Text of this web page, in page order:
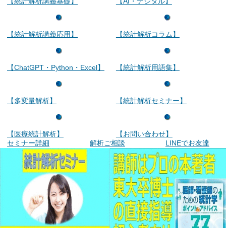
【統計解析講義応用】
【ChatGPT・Python・Excel】
【多変量解析】
【医療統計解析】
【統計解析コラム】
【統計解析用語集】
【統計解析セミナー】
【お問い合わせ】
セミナー詳細
解析ご相談 LINEでお友達